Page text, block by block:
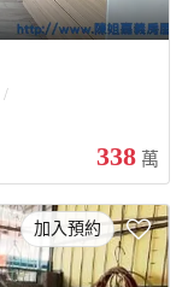
338 萬
加入預約